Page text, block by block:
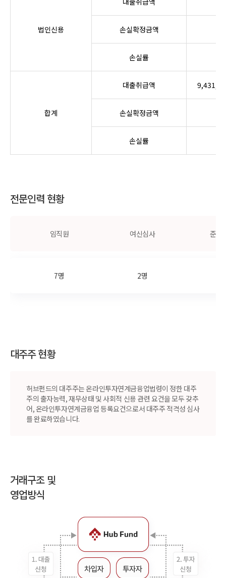
법인신용 손실확정금액
손실률
합계
대출취급액
손실확정금액
손실률
전문인력 현황
임직원 여신심사 준법
7명 2명
대주주 현황
허브펀드의 대주주는 온라인투자연계금융업법령이 정한 대주
주의 출자능력, 재무상태 및 사회적 신용 관련 요건을 모두 갖추
어, 온라인투자연계금융업 등록요건으로서 대주주 적격성 심사
를 완료하였습니다.
거래구조 및
영업방식